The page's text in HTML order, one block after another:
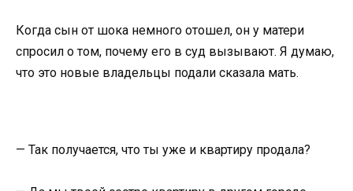
Когда сын от шока немного отошел, он у матери
спросил о том, почему его в суд вызывают. Я думаю,
что это новые владельцы подали сказала мать.
— Так получается, что ты уже и квартиру продала?